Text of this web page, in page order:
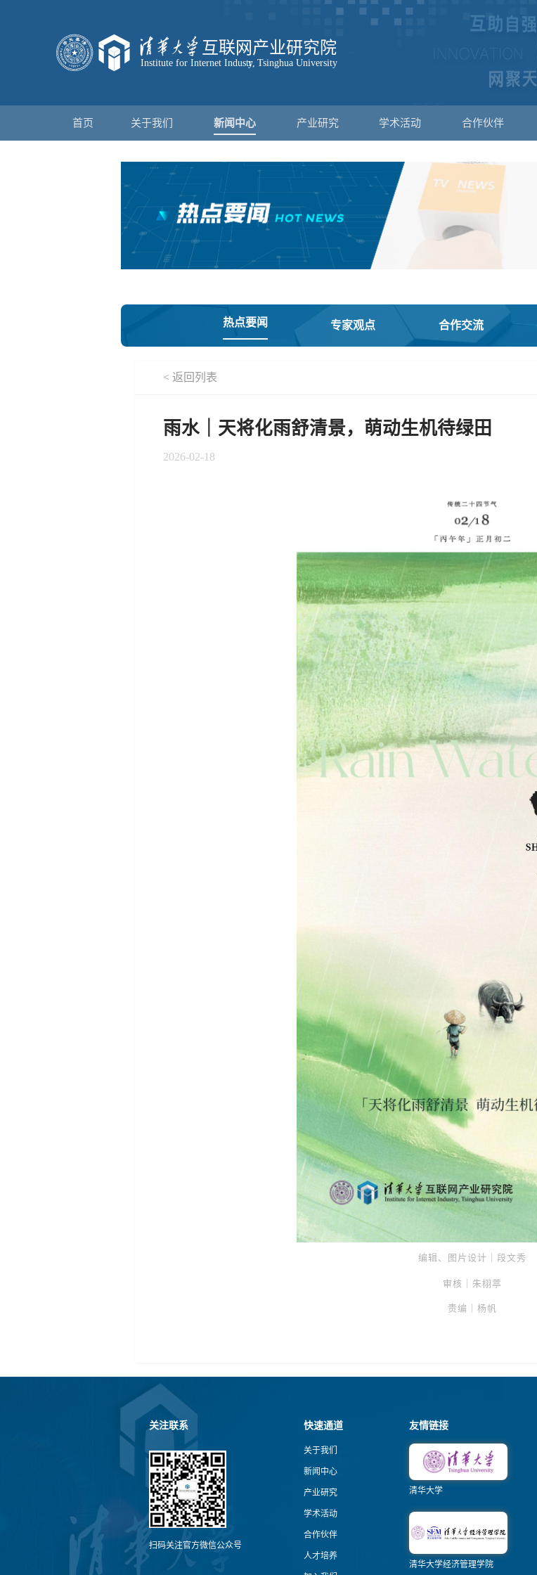
首页 关于我们 新闻中心 产业研究 学术活动 合作伙伴
热点要闻 专家观点 合作交流
< 返回列表
雨水｜天将化雨舒清景，萌动生机待绿田
2026-02-18
编辑、图片设计｜段文秀
审核 ｜朱栩葶
责编｜杨帆
关注联系
扫码关注官方微信公众号
快速通道
关于我们
新闻中心
产业研究
学术活动
合作伙伴
人才培养
友情链接
清华大学
清华大学经济管理学院